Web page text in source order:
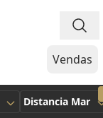
Vendas
Distancia Mar